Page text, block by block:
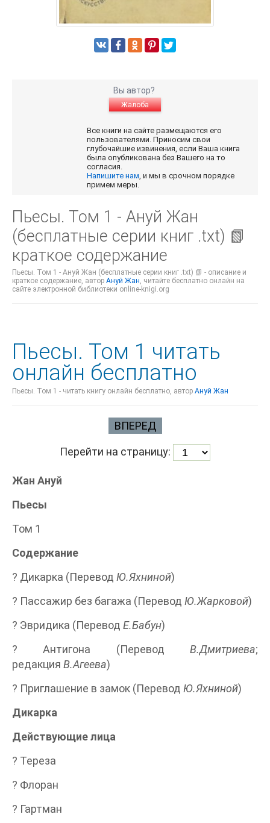
Вы автор?
Жалоба
Все книги на сайте размещаются его
пользователями. Приносим свои
глубочайшие извинения, если Ваша книга
была опубликована без Вашего на то
согласия.
Напишите нам, и мы в срочном порядке
примем меры.
Пьесы. Том 1 - Ануй Жан
(бесплатные серии книг .txt) 📗
краткое содержание
Пьесы. Том 1 - Ануй Жан (бесплатные серии книг .txt) 📗 - описание и
краткое содержание, автор Ануй Жан, читайте бесплатно онлайн на
сайте электронной библиотеки online-knigi.org
Пьесы. Том 1 читать
онлайн бесплатно
Пьесы. Том 1 - читать книгу онлайн бесплатно, автор Ануй Жан
ВПЕРЕД
Перейти на страницу:
Жан Ануй
Пьесы
Том 1
Содержание
? Дикарка (Перевод Ю.Яхниной)
? Пассажир без багажа (Перевод Ю.Жарковой)
? Эвридика (Перевод Е.Бабун)
? Антигона (Перевод В.Дмитриева;
редакция В.Агеева)
? Приглашение в замок (Перевод Ю.Яхниной)
Дикарка
Действующие лица
? Тереза
? Флоран
? Гартман